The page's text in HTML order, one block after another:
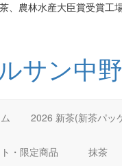
、農林水産大臣賞受賞工
2026 新茶(新茶パッ
・限定商品 抹茶